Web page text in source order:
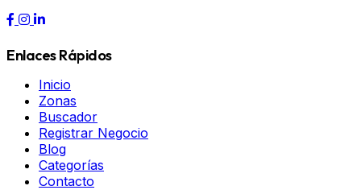
Enlaces Rápidos
Inicio
Zonas
Buscador
Registrar Negocio
Blog
Categorías
Contacto